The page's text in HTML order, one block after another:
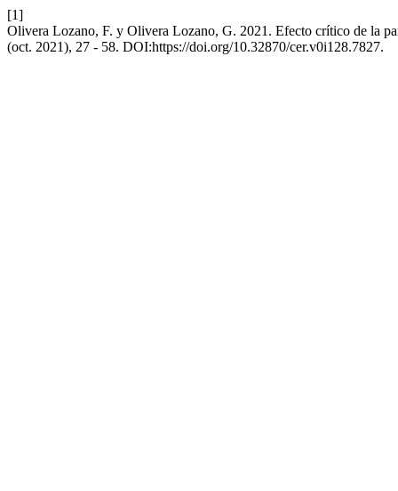
[1]
Olivera Lozano, F. y Olivera Lozano, G. 2021. Efecto crítico de la
(oct. 2021), 27 - 58. DOI:https://doi.org/10.32870/cer.v0i128.7827.